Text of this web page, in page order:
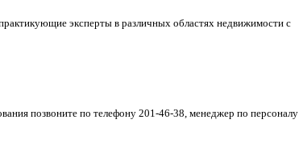
эксперты в различных областях недвижимости с
позвоните по телефону 201-46-38, менеджер по персоналу